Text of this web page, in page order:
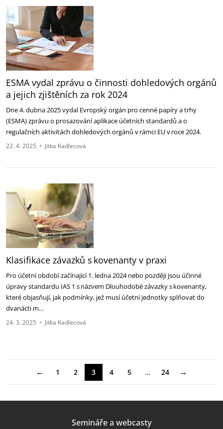
ESMA vydal zprávu o činnosti dohledových orgánů
a jejich zjištěních za rok 2024
Dne 4. dubna 2025 vydal Evropský orgán pro cenné papíry a trhy
(ESMA) zprávu o prosazování aplikace účetních standardů a o
regulačních aktivitách dohledových orgánů v rámci EU v roce 2024.
22. 4. 2025 • Jitka Kadlecová
Klasifikace závazků s kovenanty v praxi
Pro účetní období začínající 1. ledna 2024 nebo později jsou účinné
úpravy standardu IAS 1 s názvem Dlouhodobé závazky s kovenanty,
které objasňují, jak podmínky, jež musí účetní jednotky splňovat do
dvanácti m…
24. 3. 2025 • Jitka Kadlecová
← 1 2 3 4 5 … 24 →
Semináře a webcasty